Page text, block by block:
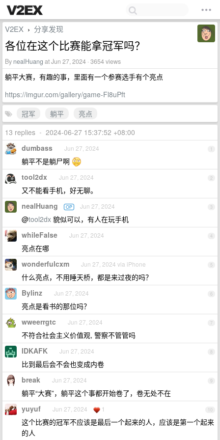
V2EX › 分享发现
各位在这个比赛能拿冠军吗？
By nealHuang at Jun 27, 2024 · 3654 views
躺平大赛，有趣的事，里面有一个参赛选手有个亮点
https://imgur.com/gallery/game-Fl8uPft
冠军
躺平
亮点
13 replies • 2024-06-27 15:37:52 +08:00
1
dumbass Jun 27, 2024
躺平不是躺尸啊
2
tool2dx Jun 27, 2024
又不能看手机，好无聊。
3
nealHuang OP Jun 27, 2024
@tool2dx 貌似可以，有人在玩手机
4
whileFalse Jun 27, 2024
亮点在哪
5
wonderfulcxm Jun 27, 2024 via iPhone
什么亮点，不用睡天桥，都是来过夜的吗？
6
Bylinz Jun 27, 2024
亮点是看书的那位吗？
7
wweerrgtc Jun 27, 2024
不符合社会主义价值观, 警察不管管吗
8
IDKAFK Jun 27, 2024
比到最后会不会也变成内卷
9
break Jun 27, 2024
躺平“大赛”，躺平这个事都开始卷了，卷无处不在
10
yuyuf Jun 27, 2024 1
这个比赛的冠军不应该是最后一个起来的人，应该是第一个起来
的人